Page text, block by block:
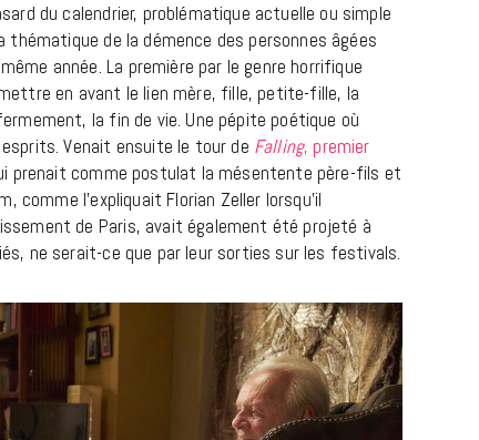
du calendrier, problématique actuelle ou simple
thématique de la démence des personnes âgées
année. La première par le genre horrifique
en avant le lien mère, fille, petite-fille, la
la fin de vie. Une pépite poétique où
Venait ensuite le tour de Falling, premier
prenait comme postulat la mésentente père-fils et
comme l’expliquait Florian Zeller lorsqu’il
de Paris, avait également été projeté à
ne serait-ce que par leur sorties sur les festivals.
MUSIQUE
Cage The Elephant, l’ivoire du rock
dévoile « Beaches In Tennessee »